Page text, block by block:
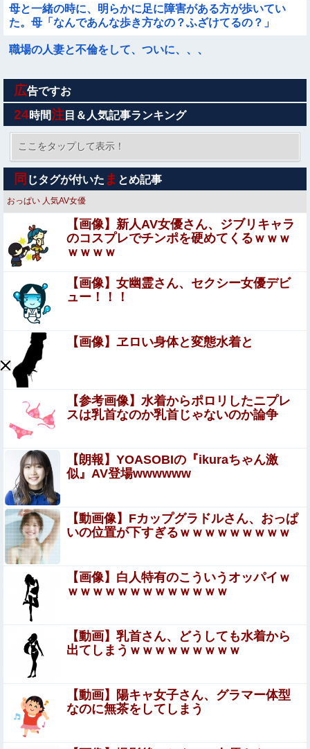
母と一緒の時に、明らかに足に障害がある方が歩いてい
た。母「なんであんな歩き方なの？ふざけてるの？」
職場の人妻と不倫をして、ついに、、、
【画像】 ディズニーランドで買える「いなり寿司」がめち
ゃめちゃ美味しそう
ジャンポケ斎藤と代理人のやりとり、「地獄すぎて完全に
コントになってる……」と衝撃を受ける人が続出中
【閲覧注意・動画】大阪で警察に射殺された男の動画、エ
グい 撃たれてから叫びながら苦しみもがいて死ぬ
【悲報】風俗嬢やってる女の末路ｗｗｗｗｗｗｗｗｗｗｗ
滝沢秀明社長、熊本入り示唆「男手が必要。時間を見つけ
て行きたい」
エ□漫画『ムラムラOLさんは飛行機の中でも性欲を満たし
たい』をrawやhitomiを使わずに無料で読む方法│でんぶ腿
【悲報】中国の不動産市場、ガチで逝く
鈴木奈々「垂れてたバストが上がった！」「今が一番バス
ト大きい！」下着姿で豊満な美バストを披露
【怒報】国税庁「あのさぁ！君らがちゃんと納税してくれ
ないとこうなっちゃうけどどうする？！」←これw w w w
【衝撃】ハンターハンター、とんでもねえ伏線が発掘され
る。クルタ族の虐殺犯人がツェリードニヒだった模様！
【画像あり】えっ、ワイ氏の「貯金」・・・多す
ぎ・・・？
独身時代毎朝トメに駅まで送ってもらってた夫「おい駅ま
で送れよ」私「だって子供寝てるのよ」夫「起こせばいい
だろ！」私「歩いて行ける距離でしょう！」夫「俺は仕事
なんだぞ！」
【悲報】Z「なんでセルフレジなのに自分で商品通さない
といけないんだ」
りと話題にw w w w w w w w w w w w w
【悲報】有名漫画家、がんを公表「大腸癌になってしまい
ました。肝臓に転移も見られてステージ4です」
【ワンピース】 で死んだキャラで打順組んだったｗｗｗｗ
広告ですお
24時間注 目＆人気記事ランキング
ここをタップして表示！
同 じタグが付いた ま とめ記事
おっぱい 人気AV女優
【画像】新人AV女優さん、ジブリキャラ
のコスプレでチンポを硬めてくるｗｗｗ
ｗｗｗｗ
【画像】女幽霊さん、セクシー女優デビ
ュー！！！
【画像】ヱロい身体と変態水着と
【参考画像】水着からポロリしたニプレ
スは乳首なのか乳首じゃないのか論争
【朗報】YOASOBIの『ikuraちゃん激
似』AV登場wwwwww
【動画像】Fカップグラドルさん、おっぱ
いの位置が下すぎるｗｗｗｗｗｗｗｗｗ
【画像】白人特有のこういうオッパイｗ
ｗｗｗｗｗｗｗｗｗｗｗｗｗ
【動画】乳首さん、どうしても水着から
出てしまうｗｗｗｗｗｗｗｗｗ
【動画】陽キャ女子さん、グラマー体型
なのに無茶をしてしまう